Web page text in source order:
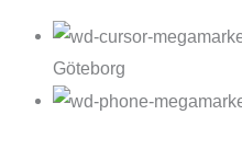
Göteborg